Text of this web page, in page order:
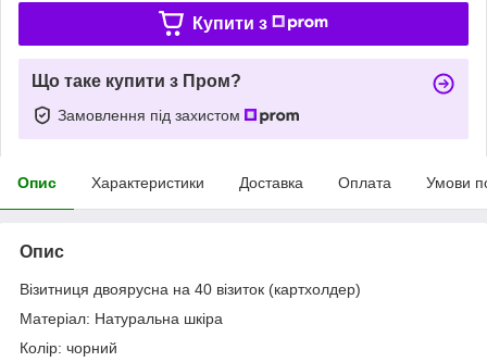
Купити з
Що таке купити з Пром?
Замовлення під захистом
Опис Характеристики Доставка Оплата Умови
Опис
Візитниця двоярусна на 40 візиток (картхолдер)
Матеріал: Натуральна шкіра
Колір: чорний